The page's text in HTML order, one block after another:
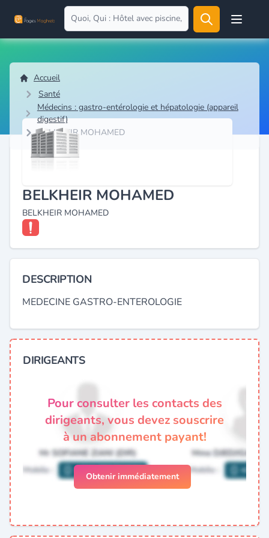
Open
Accueil
Santé
Médecins : gastro-entérologie et hépatologie (appareil
digestif)
BELKHEIR MOHAMED
BELKHEIR MOHAMED
BELKHEIR MOHAMED
DESCRIPTION
MEDECINE GASTRO-ENTEROLOGIE
DIRIGEANTS
Pour consulter les contacts des
dirigeants, vous devez souscrire
à un abonnement payant!
Obtenir immédiatement